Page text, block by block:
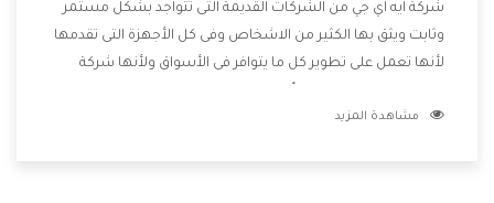
شركة ايه اي جي من الشركات القديمة التى تتواجد بشكل مستمر
وثابت ويثق بها الكثير من الاشخاص وفى كل الأجهزة التى تقدمها
لأنها تعمل على تطوير كل ما يتوافر فى الأسواق ولأنها شركة
وتقدم للعملاء أقوى العروض والخصومات التى تسهل على
مشاهدة المزيد